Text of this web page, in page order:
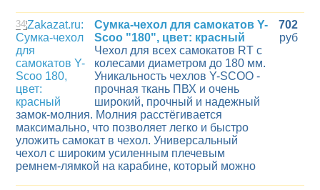
34
Сумка-чехол для самокатов Y-
Scoo "180", цвет: красный
Чехол для всех самокатов RT с
колесами диаметром до 180 мм.
Уникальность чехлов Y-SCOO -
прочная ткань ПВХ и очень
широкий, прочный и надежный
замок-молния. Молния расстёгивается
максимально, что позволяет легко и быстро
уложить самокат в чехол. Универсальный
чехол с широким усиленным плечевым
ремнем-лямкой на карабине, который можно
702
руб